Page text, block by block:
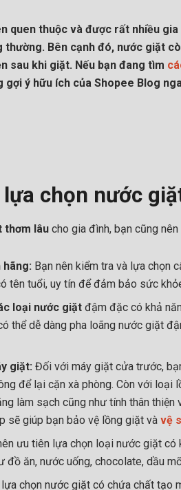
quen thuộc và được rất nhiều
Bên cạnh đó, nước giặt
sau khi giặt. Nếu bạn đang tìm
ý hữu ích của Shopee Blog
chọn nước
thơm lâu cho gia đình, bạn cũng
hãng: Bạn nên kiểm tra và lựa chọn
tên tuổi, uy tín để đảm bảo sức
loại nước giặt đậm đặc có khả
thể dễ dàng pha loãng nước giặt
giặt:Đối với máy giặt cửa trước,
để lại cặn xà phòng. Còn với loại
làm sạch cũng như tính thân
sẽ giúp bạn bảo vệ lồng giặt vàvệ
ưu tiên lựa chọn loại nước giặt
đồ ăn, nước uống, chocolate, dầu
lựa chọn nước giặt có chứa chất tạo